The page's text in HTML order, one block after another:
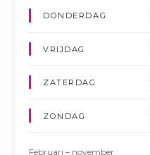
DONDERDAG
VRIJDAG
ZATERDAG
ZONDAG
Februari – november